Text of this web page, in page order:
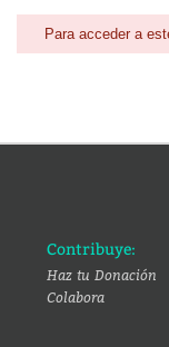
Para acceder a
Contribuye:
Haz tu Donación
Colabora